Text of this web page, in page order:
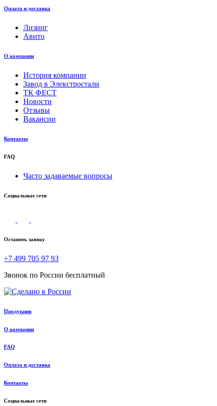
Оплата и доставка
Лизинг
Авито
О компании
История компании
Завод в Элекстростали
ТК ФЕСТ
Новости
Отзывы
Вакансии
Контакты
FAQ
Часто задаваемые вопросы
Социальные сети
Оставить заявку
+7 499 705 97 93
Звонок по России бесплатный
Продукция
О компании
FAQ
Оплата и доставка
Контакты
Социальные сети